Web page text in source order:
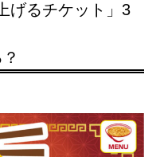
げるチケット」3